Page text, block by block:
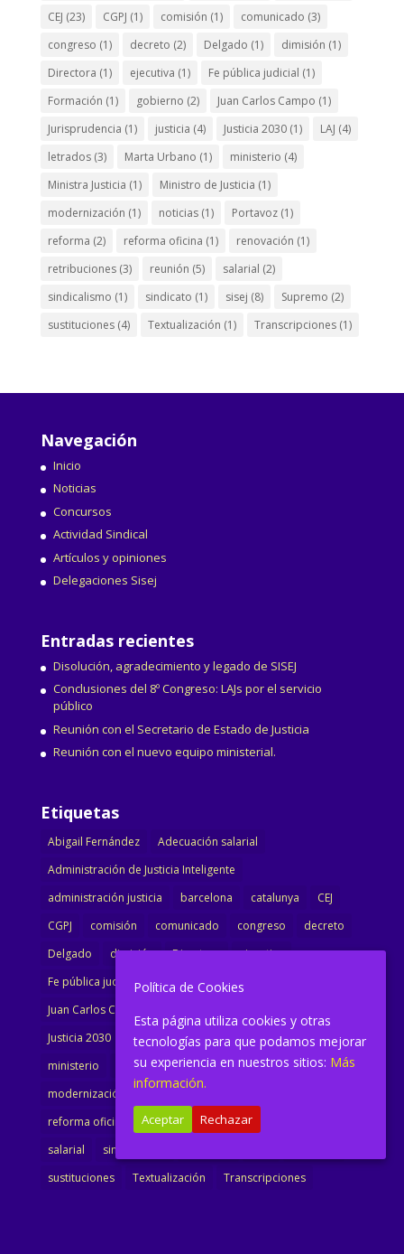
CEJ (23) CGPJ (1) comisión (1) comunicado (3)
congreso (1) decreto (2) Delgado (1) dimisión (1)
Directora (1) ejecutiva (1) Fe pública judicial (1)
Formación (1) gobierno (2) Juan Carlos Campo (1)
Jurisprudencia (1) justicia (4) Justicia 2030(1) LAJ (4)
letrados(3) Marta Urbano (1) ministerio (4)
Ministra Justicia (1) Ministro de Justicia (1)
modernización (1) noticias(1) Portavoz(1)
reforma (2) reforma oficina (1) renovación (1)
retribuciones(3) reunión (5) salarial (2)
sindicalismo (1) sindicato (1) sisej (8) Supremo (2)
sustituciones(4) Textualización (1) Transcripciones(1)
Navegación
Inicio
Noticias
Concursos
Actividad Sindical
Artículos y opiniones
Delegaciones Sisej
Entradas recientes
Disolución, agradecimiento y legado de SISEJ
Conclusiones del 8º Congreso: LAJs por el servicio
público
Reunión con el Secretario de Estado de Justicia
Reunión con el nuevo equipo ministerial.
Etiquetas
Abigail Fernández
Adecuación salarial
Administración de Justicia Inteligente
administración justicia
barcelona catalunya
CEJ
CGPJ
comisión comunicado congreso
decreto
Delgado
dimisión Directora
ejecutiva
Fe pública judicial
Formación
gobierno
Juan Carlos Campo
Justicia 2030
LAJ letrados
Marta Urbano
ministerio
Ministra Justicia
Ministro de Justicia
modernización
reforma oficina
renovación retribuciones
salarial
sindicalismo
sustituciones
Textualización Transcripciones
Política de Cookies
Esta página utiliza cookies y otras
tecnologías para que podamos mejorar
su experiencia en nuestros sitios: Más
información.
Aceptar Rechazar